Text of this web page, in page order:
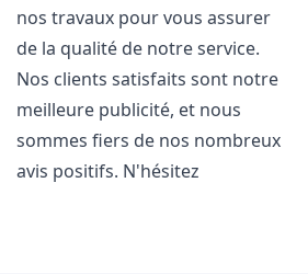
nos travaux pour vous assurer
de la qualité de notre service.
Nos clients satisfaits sont notre
meilleure publicité, et nous
sommes fiers de nos nombreux
avis positifs. N'hésitez